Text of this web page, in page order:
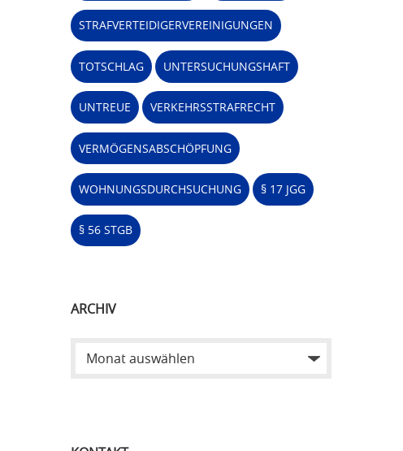
STRAFVERTEIDIGERVEREINIGUNGEN
TOTSCHLAG UNTERSUCHUNGSHAFT
UNTREUE VERKEHRSSTRAFRECHT
VERMÖGENSABSCHÖPFUNG
WOHNUNGSDURCHSUCHUNG § 17 JGG
§ 56 STGB
ARCHIV